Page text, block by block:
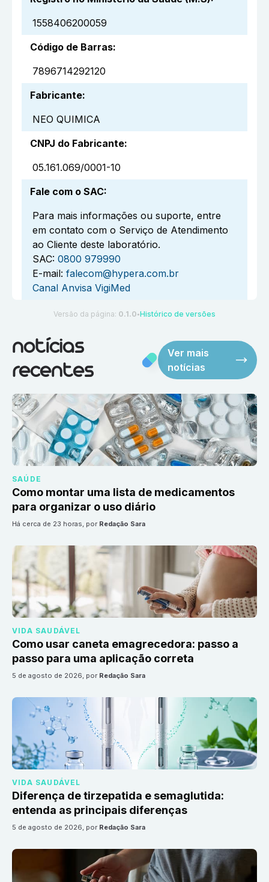
1558406200059
Código de Barras:
7896714292120
Fabricante:
NEO QUIMICA
CNPJ do Fabricante:
05.161.069/0001-10
Fale com o SAC:
Para mais informações ou suporte, entre
em contato com o Serviço de Atendimento
ao Cliente deste laboratório.
SAC: 0800 979990
E-mail: falecom@hypera.com.br
Canal Anvisa VigiMed
Versão da página: 0.1.0 ●Histórico de versões
notícias
recentes
Ver mais
notícias
SAÚDE
Como montar uma lista de medicamentos
para organizar o uso diário
há cerca de 23 horas, por Redação Sara
VIDA SAUDÁVEL
Como usar caneta emagrecedora: passo a
passo para uma aplicação correta
5 de agosto de 2026, por Redação Sara
VIDA SAUDÁVEL
Diferença de tirzepatida e semaglutida:
entenda as principais diferenças
5 de agosto de 2026, por Redação Sara